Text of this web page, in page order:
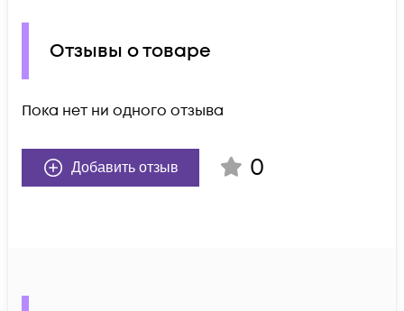
Отзывы о товаре
Пока нет ни одного отзыва
Добавить отзыв 0